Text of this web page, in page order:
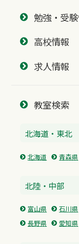
勉強・受
高校情報
求人情報
教室検索
北海道・東北
北海道 青森県
北陸・中部
富山県 石川県
長野県
愛知県